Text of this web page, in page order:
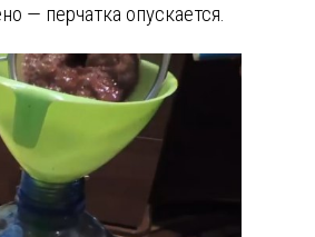
— перчатка опускается.